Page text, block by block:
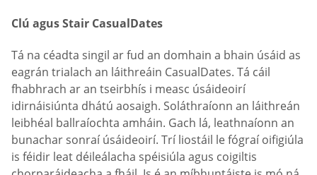
Clú agus Stair СasualDates
Tá na céadta singil ar fud an domhain a bhain úsáid as
eagrán trialach an láithreáin СasualDates. Tá cáil
fhabhrach ar an tseirbhís i measc úsáideoirí
idirnáisiúnta dhátú aosaigh. Soláthraíonn an láithreán
leibhéal ballraíochta amháin. Gach lá, leathnaíonn an
bunachar sonraí úsáideoirí. Trí liostáil le fógraí oifigiúla
is féidir leat déileálacha spéisiúla agus coigiltis